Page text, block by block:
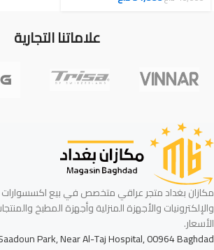
علاماتنا التجارية
مكازان بغداد متجر عراقي متخصص في بيع اكسسوارات
والإلكترونيات والأجهزة المنزلية وأجهزة المطبخ
الأسعار.
Park, Near Al-Taj Hospital, 00964 Baghdad